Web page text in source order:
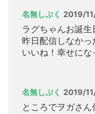
名無しぷく 2019/
ラグちゃんお誕生
昨日配信しなかっ
いいね！幸せにな
名無しぷく 2019/
ところでヲガさん